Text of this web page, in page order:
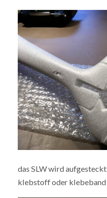
das SLW wird
klebstoff oder